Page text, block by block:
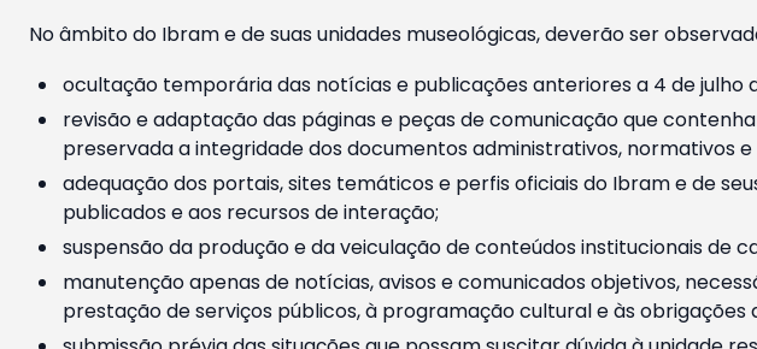
No âmbito do Ibram e de suas unidades museológicas, deverão ser
ocultação temporária das notícias e publicações anteriores a 4 de
revisão e adaptação das páginas e peças de comunicação que
preservada a integridade dos documentos administrativos, normativos e
adequação dos portais, sites temáticos e perfis oficiais do Ibram e de
publicados e aos recursos de interação;
suspensão da produção e da veiculação de conteúdos institucionais de
manutenção apenas de notícias, avisos e comunicados objetivos,
prestação de serviços públicos, à programação cultural e às obrigações